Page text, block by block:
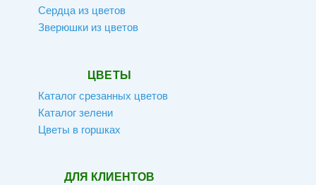
Сердца из цветов
Зверюшки из цветов
ЦВЕТЫ
Каталог срезанных цветов
Каталог зелени
Цветы в горшках
ДЛЯ КЛИЕНТОВ